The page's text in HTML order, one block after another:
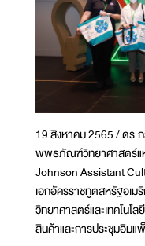
19 สิงหาคม 2565 / ดร.
พิพิธภัณฑ์วิทยาศาสตร์แ
Johnson Assistant
เอกอัครราชทูตสหรัฐอเ
วิทยาศาสตร์และเทคโนโ
สินค้าและการประชุมอิมแ